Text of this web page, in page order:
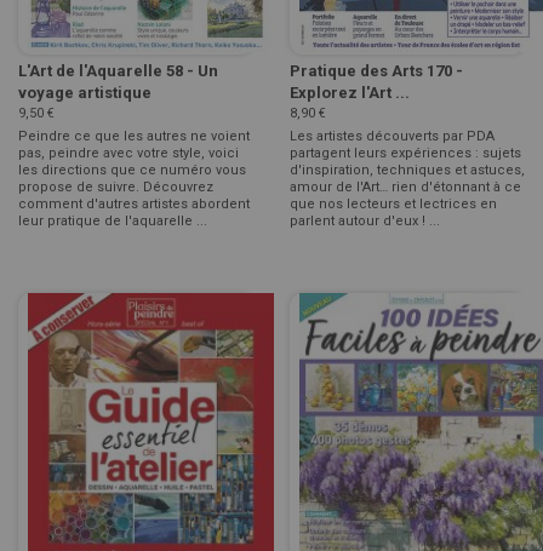
L'Art de l'Aquarelle 58 - Un
voyage artistique
9,50 €
Peindre ce que les autres ne voient
pas, peindre avec votre style, voici
les directions que ce numéro vous
propose de suivre. Découvrez
comment d'autres artistes abordent
leur pratique de l'aquarelle ...
Pratique des Arts 170 -
Explorez l'Art ...
8,90 €
Les artistes découverts par PDA
partagent leurs expériences : sujets
d'inspiration, techniques et astuces,
amour de l'Art… rien d'étonnant à ce
que nos lecteurs et lectrices en
parlent autour d'eux ! ...